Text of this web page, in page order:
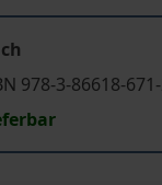
978-3-86618-